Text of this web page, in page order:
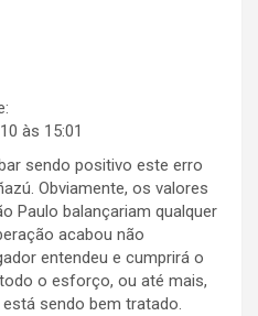
às 15:01
sendo positivo este erro
Obviamente, os valores
Paulo balançariam qualquer
acabou não
entendeu e cumprirá o
o esforço, ou até mais,
sendo bem tratado.